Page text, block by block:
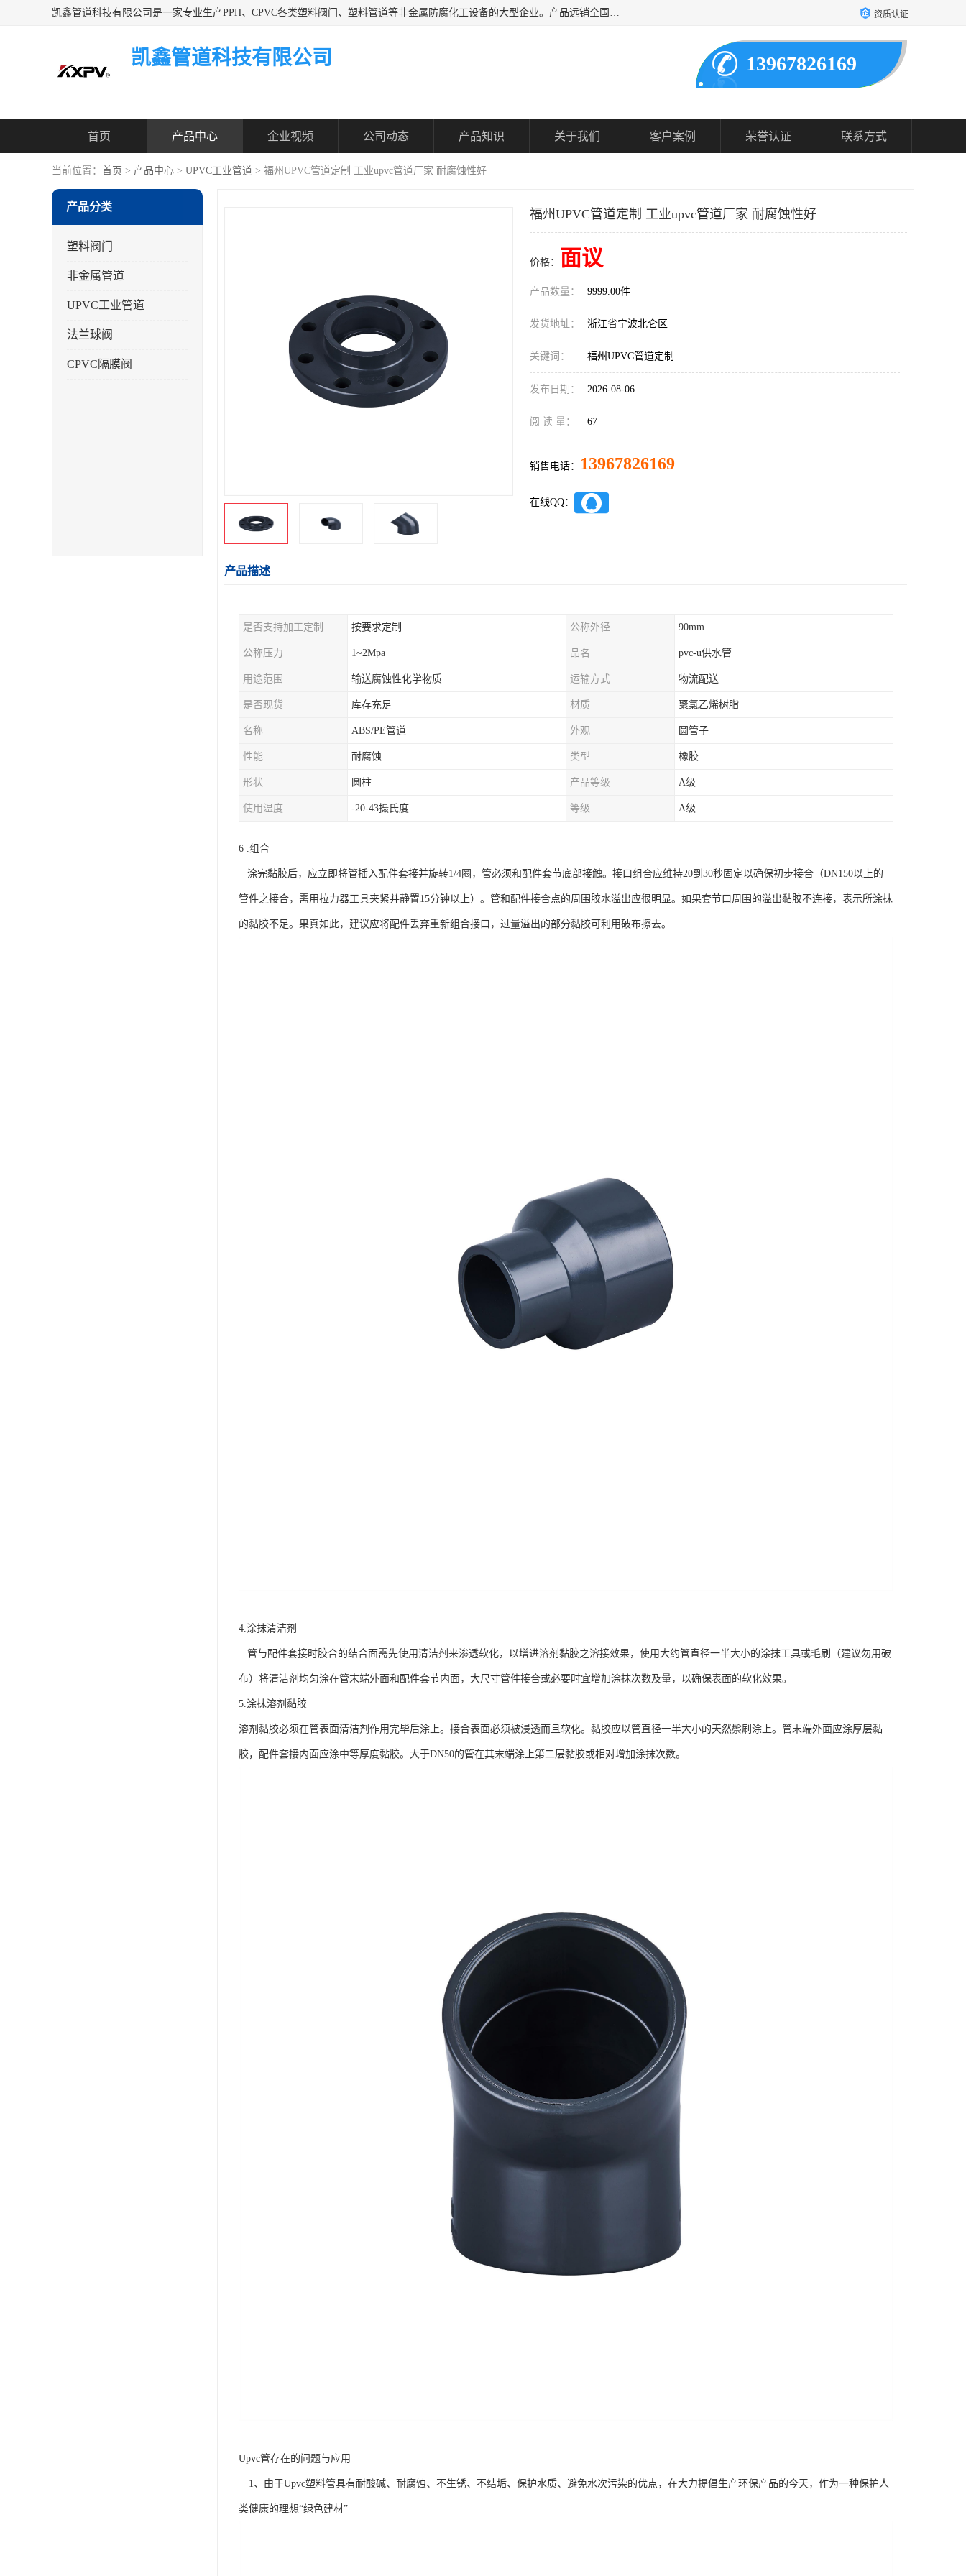
凯鑫管道科技有限公司是一家专业生产PPH、CPVC各类塑料阀门、塑料管道等非金属防腐化工设备的大型企业。产品远销全国三十一个省、市、自治区,广泛应用于化工、石油、氯碱、染料、制药、农药等行业，深受广大用户欢迎，是目前国内生产化工泵、阀门规模较大的生产基地之一。 资质认证
凯鑫管道科技有限公司 13967826169
首页 产品中心 企业视频 公司动态 产品知识 关于我们 客户案例 荣誉认证 联系方式
当前位置： 首页 > 产品中心 > UPVC工业管道 > 福州UPVC管道定制 工业upvc管道厂家 耐腐蚀性好
产品分类
塑料阀门
非金属管道
UPVC工业管道
法兰球阀
CPVC隔膜阀
福州UPVC管道定制 工业upvc管道厂家 耐腐蚀性好
价格： 面议
产品数量： 9999.00件
发货地址： 浙江省宁波北仑区
关键词： 福州UPVC管道定制
发布日期： 2026-08-06
阅 读 量： 67
销售电话： 13967826169
在线QQ：
产品描述
是否支持加工定制 按要求定制 公称外径 90mm
公称压力 1~2Mpa 品名 pvc-u供水管
用途范围 输送腐蚀性化学物质 运输方式 物流配送
是否现货 库存充足 材质 聚氯乙烯树脂
名称 ABS/PE管道 外观 圆管子
性能 耐腐蚀 类型 橡胶
形状 圆柱 产品等级 A级
使用温度 -20-43摄氏度 等级 A级
6 .组合
涂完黏胶后，应立即将管插入配件套接并旋转1/4圈，管必须和配件套节底部接触。接口组合应维持20到30秒固定以确保初步接合（DN150以上的
管件之接合，需用拉力器工具夹紧并静置15分钟以上）。管和配件接合点的周围胶水溢出应很明显。如果套节口周围的溢出黏胶不连接，表示所涂抹
的黏胶不足。果真如此，建议应将配件丢弃重新组合接口，过量溢出的部分黏胶可利用破布擦去。
4.涂抹清洁剂
管与配件套接时胶合的结合面需先使用清洁剂来渗透软化，以增进溶剂黏胶之溶接效果，使用大约管直径一半大小的涂抹工具或毛刷（建议勿用破
布）将清洁剂均匀涂在管末端外面和配件套节内面，大尺寸管件接合或必要时宜增加涂抹次数及量，以确保表面的软化效果。
5.涂抹溶剂黏胶
溶剂黏胶必须在管表面清洁剂作用完毕后涂上。接合表面必须被浸透而且软化。黏胶应以管直径一半大小的天然鬃刷涂上。管末端外面应涂厚层黏
胶，配件套接内面应涂中等厚度黏胶。大于DN50的管在其末端涂上第二层黏胶或相对增加涂抹次数。
Upvc管存在的问题与应用
1、由于Upvc塑料管具有耐酸碱、耐腐蚀、不生锈、不结垢、保护水质、避免水次污染的优点，在大力提倡生产环保产品的今天，作为一种保护人
类健康的理想“绿色建材”